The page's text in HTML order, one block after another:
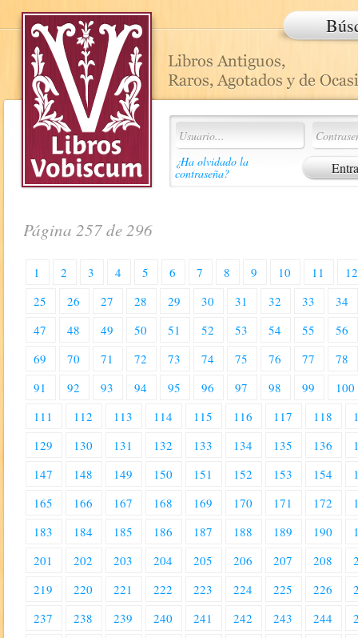
¿Ha olvidado la
contraseña?
Página 257 de 296
1 2 3 4 5 6 7 8 9 10 11
12
25
26 27 28 29 30 31 32 33
34
47
48 49 50 51 52 53 54 55
56
69
70 71 72 73 74 75 76 77
78
91
92 93 94 95 96 97 98 99
100
111
112 113 114 115 116 117 118
129
130 131 132 133 134 135 136
147
148 149 150 151 152 153 154
165
166 167 168 169 170 171 172
183
184 185 186 187 188 189 190
201
202 203 204 205 206 207 208
219
220 221 222 223 224 225 226
237
238 239 240 241 242 243 244